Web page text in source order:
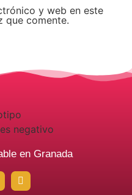
y web en este
que comente.
en Granada